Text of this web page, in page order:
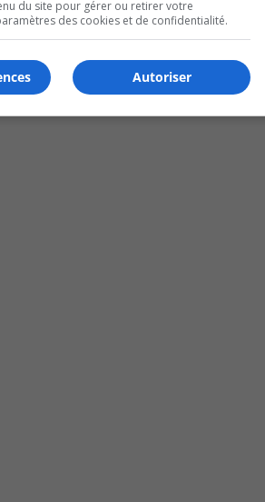
du site pour gérer ou retirer votre
des cookies et de confidentialité.
Autoriser